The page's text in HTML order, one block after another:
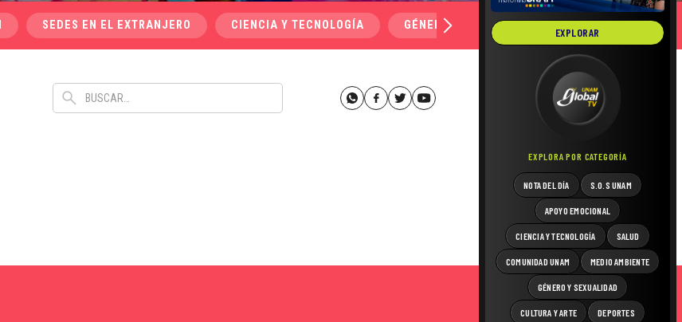
EXPLORAR
EXPLORA POR CATEGORÍA
NOTA DEL DÍA S.O.S UNAM
APOYO EMOCIONAL
CIENCIA Y TECNOLOGÍA SALUD
COMUNIDAD UNAM MEDIO AMBIENTE
GÉNERO Y SEXUALIDAD
CULTURA Y ARTE DEPORTES
SEDES EN EL EXTRANJERO CIENCIA Y TECNOLOGÍA GÉNERO Y SEXUALIDAD SALUD